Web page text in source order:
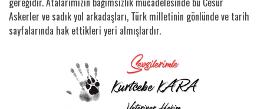
Askerler ve sadık yol arkadaşları, Türk milletinin gönlünde ve tarih
sayfalarında hak ettikleri yeri almışlardır.